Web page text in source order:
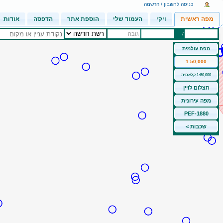
מפה ראשית ויקי העמוד שלי הוספת אתר הדפסה אודות
/ גובה
מפה עולמית
1:50,000
1:50,000 קלאסית
תצלום לויין
מפה עירונית
PEF-1880
שכבות >
כניסה לחשבון / הרשמה